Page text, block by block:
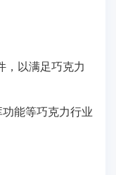
，以满足巧克力
能等巧克力行业